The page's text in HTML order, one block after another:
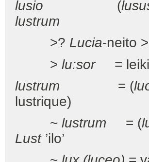
lusio (
lustrum
>? Lucia-neito >
> lu:sor=
lustrum = (
lustrique)
~ lustrum = (
Lust’ilo’